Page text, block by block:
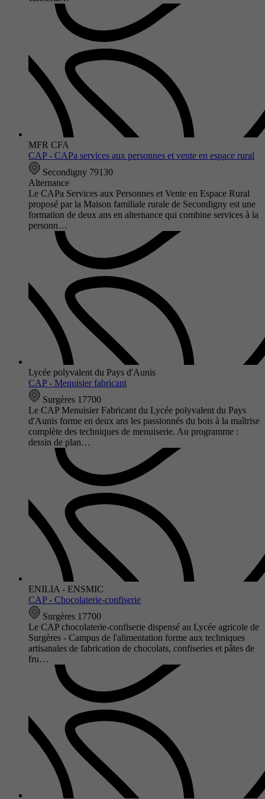
MFR CFA
CAP - CAPa services aux personnes et vente en espace rural
Secondigny 79130
Alternance
Le CAPa Services aux Personnes et Vente en Espace Rural
proposé par la Maison familiale rurale de Secondigny est une
formation de deux ans en alternance qui combine services à la
personn…
Lycée polyvalent du Pays d'Aunis
CAP - Menuisier fabricant
Surgères 17700
Le CAP Menuisier Fabricant du Lycée polyvalent du Pays
d'Aunis forme en deux ans les passionnés du bois à la maîtrise
complète des techniques de menuiserie. Au programme :
dessin de plan…
ENILIA - ENSMIC
CAP - Chocolaterie-confiserie
Surgères 17700
Le CAP chocolaterie-confiserie dispensé au Lycée agricole de
Surgères - Campus de l'alimentation forme aux techniques
artisanales de fabrication de chocolats, confiseries et pâtes de
fru…